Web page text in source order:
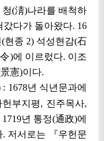
(淸)나라를 배척하
다가 돌아왔다. 16
현종 2) 석성현감(石
)에 이르렀다. 이조
憲)이다.
1678년 식년문과에
부지평, 진주목사,
년 통정(通政)에
저서로는 『우헌문